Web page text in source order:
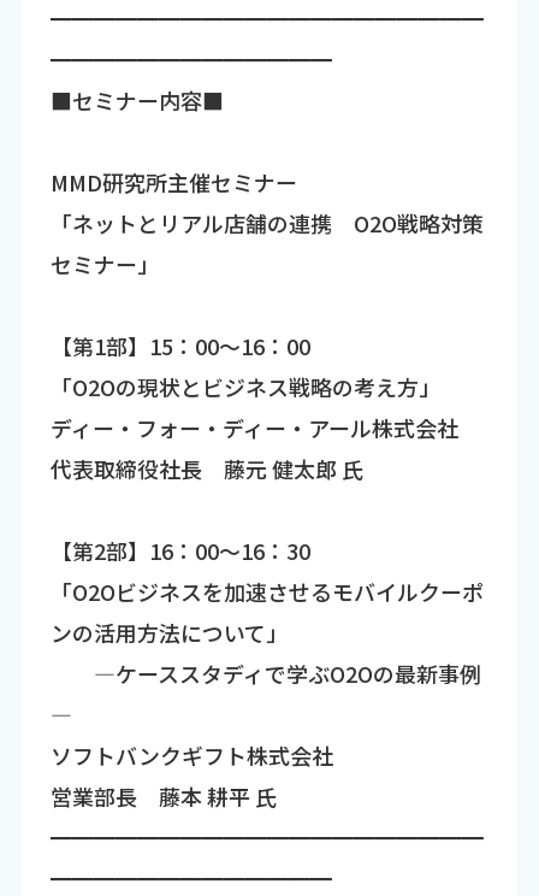
━━━━━━━━━━━━━━━━━━━━
━━━━━━━━━━━━━
■セミナー内容■
MMD研究所主催セミナー
「ネットとリアル店舗の連携 O2O戦略対策
セミナー」
【第1部】15：00～16：00
「O2Oの現状とビジネス戦略の考え方」
ディー・フォー・ディー・アール株式会社
代表取締役社長 藤元 健太郎 氏
【第2部】16：00～16：30
「O2Oビジネスを加速させるモバイルクーポ
ンの活用方法について」
―ケーススタディで学ぶO2Oの最新事例
―
ソフトバンクギフト株式会社
営業部長 藤本 耕平 氏
━━━━━━━━━━━━━━━━━━━━
━━━━━━━━━━━━━